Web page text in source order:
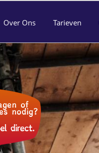
Over Ons Tarieven